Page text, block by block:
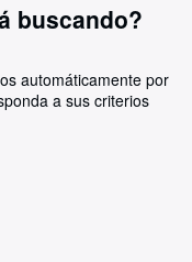
buscando?
automáticamente por
a sus criterios